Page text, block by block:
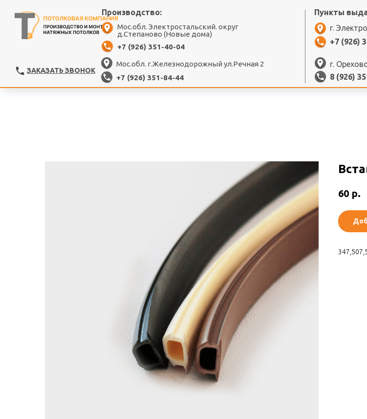
ЗАКАЗАТЬ ЗВОНОК
г.
8 (926)
Мос.обл. Электростальский. округ
д.Степаново (Новые дома)
г.
Мос.обл. г.Железнодорожный ул.Речная 2
Производство: Пункты
+7 (926) 351-40-04
+7 (926) 351-84-44
+7 (926)
60 р.